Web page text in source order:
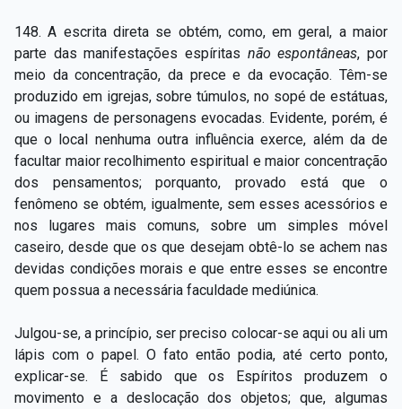
148. A escrita direta se obtém, como, em geral, a maior
parte das manifestações espíritas não espontâneas, por
meio da concentração, da prece e da evocação. Têm-se
produzido em igrejas, sobre túmulos, no sopé de estátuas,
ou imagens de personagens evocadas. Evidente, porém, é
que o local nenhuma outra influência exerce, além da de
facultar maior recolhimento espiritual e maior concentração
dos pensamentos; porquanto, provado está que o
fenômeno se obtém, igualmente, sem esses acessórios e
nos lugares mais comuns, sobre um simples móvel
caseiro, desde que os que desejam obtê-lo se achem nas
devidas condições morais e que entre esses se encontre
quem possua a necessária faculdade mediúnica.
Julgou-se, a princípio, ser preciso colocar-se aqui ou ali um
lápis com o papel. O fato então podia, até certo ponto,
explicar-se. É sabido que os Espíritos produzem o
movimento e a deslocação dos objetos; que, algumas